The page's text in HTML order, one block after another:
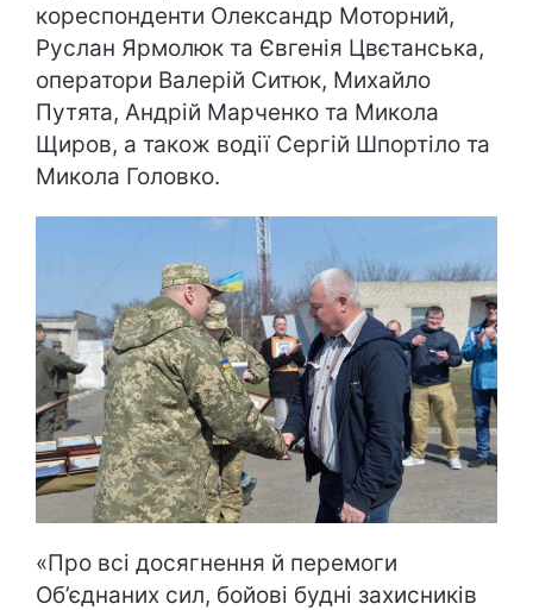
кореспонденти Олександр Моторний,
Руслан Ярмолюк та Євгенія Цвєтанська,
оператори Валерій Ситюк, Михайло
Путята, Андрій Марченко та Микола
Щиров, а також водії Сергій Шпортіло та
Микола Головко.
«Про всі досягнення й перемоги
Об’єднаних сил, бойові будні захисників